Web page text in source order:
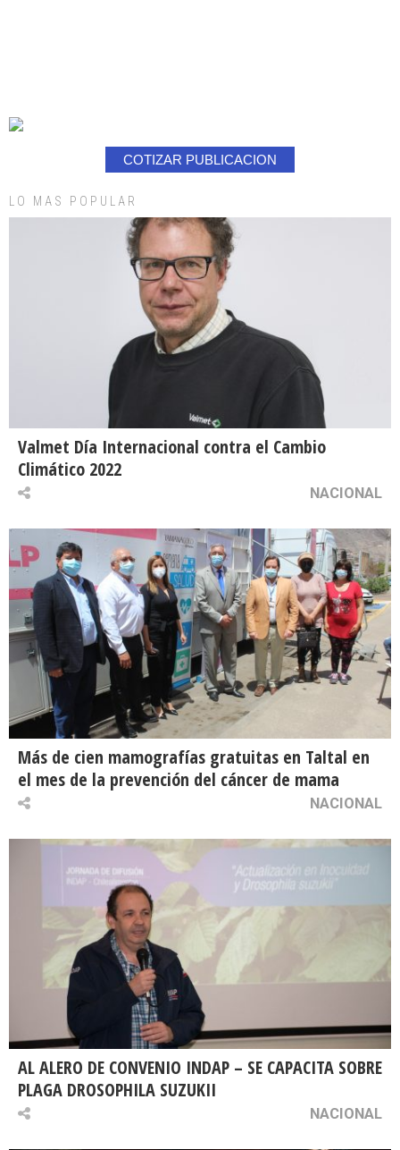
COTIZAR PUBLICACION
LO MAS POPULAR
Valmet Día Internacional contra el Cambio
Climático 2022
NACIONAL
Más de cien mamografías gratuitas en Taltal en
el mes de la prevención del cáncer de mama
NACIONAL
AL ALERO DE CONVENIO INDAP – SE CAPACITA SOBRE
PLAGA DROSOPHILA SUZUKII
NACIONAL